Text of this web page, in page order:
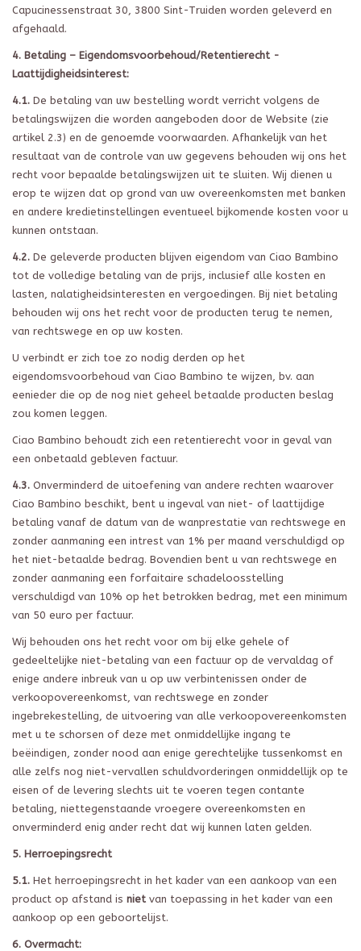
Capucinessenstraat 30, 3800 Sint-Truiden worden geleverd en
afgehaald.
4. Betaling – Eigendomsvoorbehoud/Retentierecht -
Laattijdigheidsinterest:
4.1. De betaling van uw bestelling wordt verricht volgens de
betalingswijzen die worden aangeboden door de Website (zie
artikel 2.3) en de genoemde voorwaarden. Afhankelijk van het
resultaat van de controle van uw gegevens behouden wij ons het
recht voor bepaalde betalingswijzen uit te sluiten. Wij dienen u
erop te wijzen dat op grond van uw overeenkomsten met banken
en andere kredietinstellingen eventueel bijkomende kosten voor u
kunnen ontstaan.
4.2. De geleverde producten blijven eigendom van Ciao Bambino
tot de volledige betaling van de prijs, inclusief alle kosten en
lasten, nalatigheidsinteresten en vergoedingen. Bij niet betaling
behouden wij ons het recht voor de producten terug te nemen,
van rechtswege en op uw kosten.
U verbindt er zich toe zo nodig derden op het
eigendomsvoorbehoud van Ciao Bambino te wijzen, bv. aan
eenieder die op de nog niet geheel betaalde producten beslag
zou komen leggen.
Ciao Bambino behoudt zich een retentierecht voor in geval van
een onbetaald gebleven factuur.
4.3. Onverminderd de uitoefening van andere rechten waarover
Ciao Bambino beschikt, bent u ingeval van niet- of laattijdige
betaling vanaf de datum van de wanprestatie van rechtswege en
zonder aanmaning een intrest van 1% per maand verschuldigd op
het niet-betaalde bedrag. Bovendien bent u van rechtswege en
zonder aanmaning een forfaitaire schadeloosstelling
verschuldigd van 10% op het betrokken bedrag, met een minimum
van 50 euro per factuur.
Wij behouden ons het recht voor om bij elke gehele of
gedeeltelijke niet-betaling van een factuur op de vervaldag of
enige andere inbreuk van u op uw verbintenissen onder de
verkoopovereenkomst, van rechtswege en zonder
ingebrekestelling, de uitvoering van alle verkoopovereenkomsten
met u te schorsen of deze met onmiddellijke ingang te
beëindigen, zonder nood aan enige gerechtelijke tussenkomst en
alle zelfs nog niet-vervallen schuldvorderingen onmiddellijk op te
eisen of de levering slechts uit te voeren tegen contante
betaling, niettegenstaande vroegere overeenkomsten en
onverminderd enig ander recht dat wij kunnen laten gelden.
5. Herroepingsrecht
5.1. Het herroepingsrecht in het kader van een aankoop van een
product op afstand is niet van toepassing in het kader van een
aankoop op een geboortelijst.
6. Overmacht: